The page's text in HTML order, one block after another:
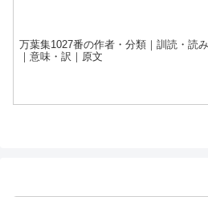
万葉集1027番の作者・分類｜訓読・読み
｜意味・訳｜原文